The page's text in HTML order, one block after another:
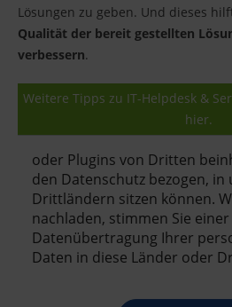
Lösungen zu geben. Und dieses
Qualität der bereit gestellten
verbessern.
Weitere Tipps zu IT-Helpdesk &
hier.